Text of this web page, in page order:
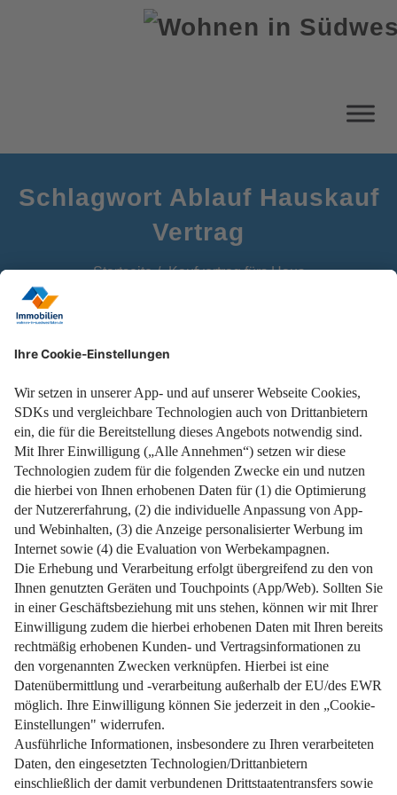
Schlagwort Ablauf Hauskauf
Vertrag
Startseite Kaufvertrag fürs Haus
Was im Vertrag stehen muss, welche Kosten anfallen und
wie man gut vorbereitet ist.
Weiterlesen
Impressum Datenschutz Nutzungsbedingungen
Pflichtinformationen AGB Über uns Bildquellen
Barrierefreiheit Widerrufsformular